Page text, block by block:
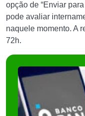
opção de “Enviar
pode avaliar
naquele momento. A
72h.